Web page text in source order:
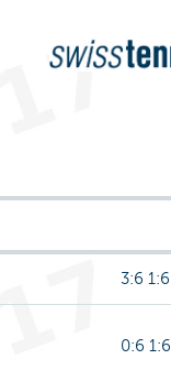
3:6 1:6
0:6 1:6